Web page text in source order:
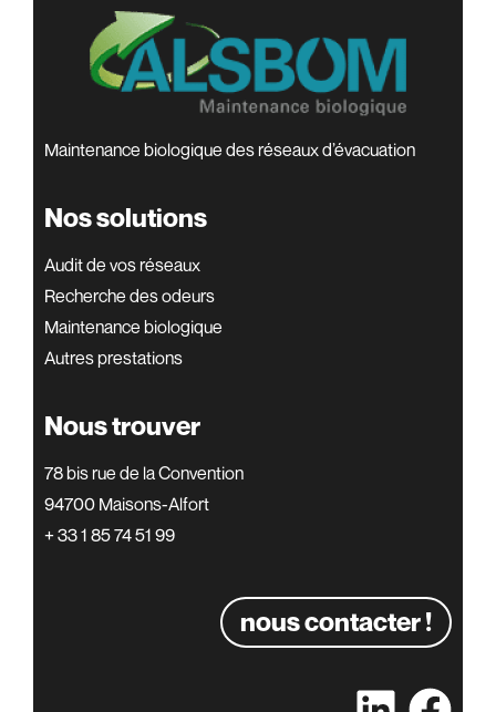
Maintenance biologique des réseaux d’évacuation
Nos solutions
Audit de vos réseaux
Recherche des odeurs
Maintenance biologique
Autres prestations
Nous trouver
78 bis rue de la Convention
94700 Maisons-Alfort
+ 33 1 85 74 51 99
nous contacter !